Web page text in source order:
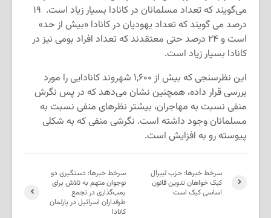
می‌گویند که تعداد مسلمانان در کانادا بسیار زیاد است. ۱۹
درصد می گویند که تعداد یهودیان در کانادا «بیش از حد»
است و ۲۴ درصد حتی معتقدند که تعداد افراد بومی نیز در
کانادا بسیار زیاد است.
این نظرسنجی که بیش از ۱,۶۰۰ شهروند کانادایی را مورد
بررسی قرار داده، همچنین نشان می‌دهد که در پس نگرش
منفی نسبت به مهاجران، بیشتر نظرهای منفی نسبت به
مسلمانان وجود داشته است. نگرشی منفی که به شکلی
پیوسته رو به افزایش است.
سرخط خبرها: دستگیری دو
نوجوان متهم به تلاش برای
بمب‌گذاری در تجمع
طرفداران اسرائیل در پارلمان
کانادا
سرخط خبرها: حزب لیبرال
کبک خواهان تدوین قانون
اساسی کبک است